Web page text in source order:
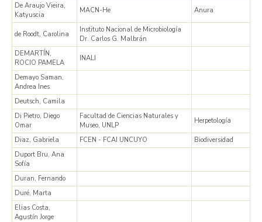
De Araujo Vieira,
Katyuscia
MACN-He Anura
de Roodt, Carolina
Instituto Nacional de Microbiología
Dr. Carlos G. Malbrán
DEMARTÍN,
ROCIO PAMELA
INALI
Demayo Saman,
Andrea Ines
Deutsch, Camila
Di Pietro, Diego
Omar
Facultad de Ciencias Naturales y
Museo, UNLP
Herpetología
Diaz, Gabriela FCEN - FCAI UNCUYO
Biodiversidad
Duport Bru, Ana
Sofía
Duran, Fernando
Duré, Marta
Elias Costa,
Agustín Jorge